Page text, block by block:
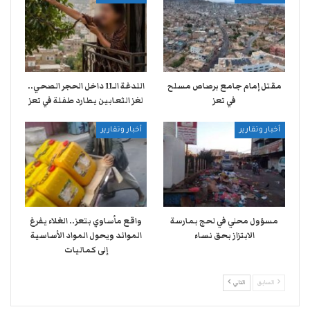
مقتل إمام جامع برصاص مسلح
في تعز
اللدغة الـ11 داخل الحجر الصحي..
لغز الثعابين يطارد طفلة في تعز
أخبار وتقارير
مسؤول محلي في لحج بمارسة
الابتزاز بحق نساء
أخبار وتقارير
واقع مأساوي بتعز.. الغلاء يفرغ
الموائد ويحول المواد الأساسية
إلى كماليات
السابق التالي